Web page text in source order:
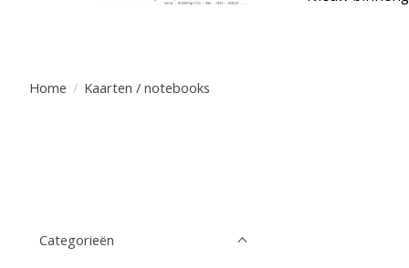
Home / Kaarten / notebooks
Categorieën